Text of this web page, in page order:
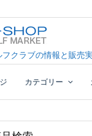
Golf
クラブ最大級！U-
クラブの情報と販売
カテゴリー